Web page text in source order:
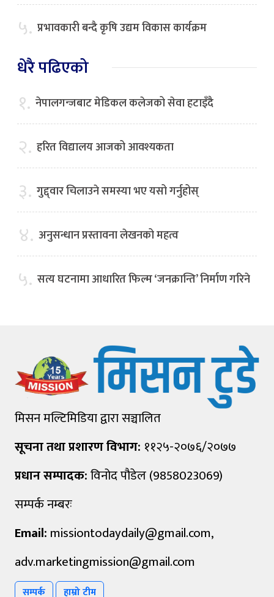
५. प्रभावकारी बन्दै कृषि उद्यम विकास कार्यक्रम
धेरै पढिएको
१. नेपालगन्जबाट मेडिकल कलेजको सेवा हटाइँदै
२. हरित विद्यालय आजको आवश्यकता
३. गुद्द्वार चिलाउने समस्या भए यसो गर्नुहोस्
४. अनुसन्धान प्रस्तावना लेखनको महत्व
५. सत्य घटनामा आधारित फिल्म ‘जनक्रान्ति’ निर्माण गरिने
मिसन मल्टिमिडिया द्वारा सञ्चालित
सूचना तथा प्रशारण विभाग: ११२५-२०७६/२०७७
प्रधान सम्पादक:विनोद पौडेल (9858023069)
सम्पर्क नम्बरः
Email: missiontodaydaily@gmail.com,
adv.marketingmission@gmail.com
सम्पर्क हाम्रो टीम